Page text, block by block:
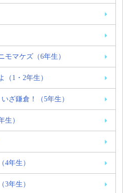
マケズ（6年生）
1・2年生）
ざ鎌倉！（5年生）
生）
年生）
年生）